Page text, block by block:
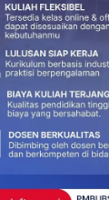
Mendalami
Mahasiswa